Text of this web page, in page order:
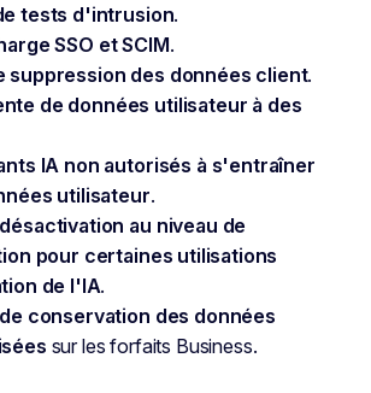
tests d'intrusion.
SSO et SCIM.
suppression des données client.
de données utilisateur à des
IA non autorisés à s'entraîner
utilisateur.
au niveau de
pour certaines utilisations
de l'IA.
conservation des données
sur les forfaits Business.